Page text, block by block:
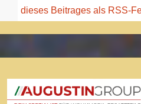
dieses Beitrages als RSS-